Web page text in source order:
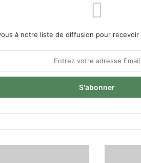
à notre liste de diffusion pour recevoir